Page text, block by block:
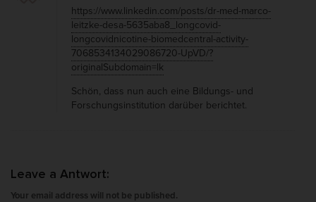
https://www.linkedin.com/posts/dr-med-marco-
leitzke-desa-5635aba8_longcovid-
longcovidnicotine-biomedcentral-activity-
7068534134029086720-UpVD/?
originalSubdomain=lk
Schön, dass nun auch eine Bildungs- und
Forschungsinstitution darüber berichtet.
Leave a Antwort:
Your email address will not be published.